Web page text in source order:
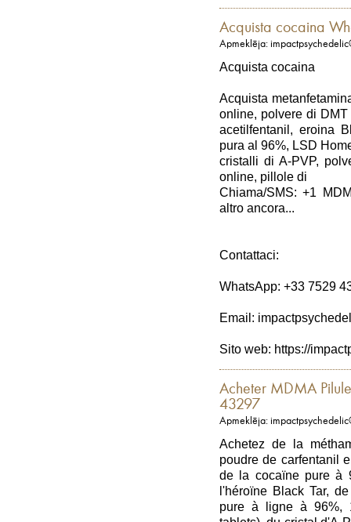
Acquista cocaina
Apmeklēja:
Acquista cocaina
Acquista
online, polvere di
acetilfentanil, eroina
pura al 96%, LSD
cristalli di A-PVP,
online, pillole di
Chiama/SMS: +1
altro ancora...
Contattaci:
WhatsApp: +33 7529
Email:
Sito web: https://
Acheter MDMA
43297
Apmeklēja:
Achetez de la
poudre de carfentanil
de la cocaïne pure à
l'héroïne Black Tar,
pure à ligne à 96%,